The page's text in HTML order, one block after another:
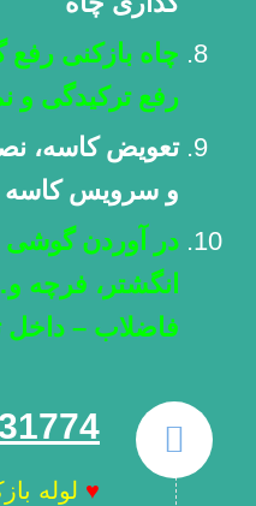
چاه بازکنی
رفع ترکیدگی و
تعویض کاسه،
و سرویس کاسه
در آوردن گوشی
انگشتر، فرچه
فاضلاب – داخل
♥ لوله